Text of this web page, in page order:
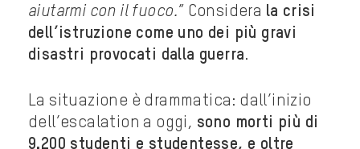
aiutarmi con il fuoco.” Considera la crisi
dell’istruzione come uno dei più gravi
disastri provocati dalla guerra.
La situazione è drammatica: dall’inizio
dell’escalation a oggi, sono morti più di
9.200 studenti e studentesse, e oltre